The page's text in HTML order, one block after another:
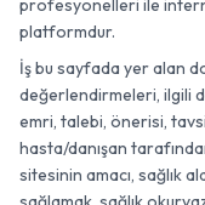
profesyonelleri ile
platformdur.
İş bu sayfada yer alan
değerlendirmeleri, ilgili
emri, talebi, önerisi,
hasta/danışan
sitesinin amacı, sağlık